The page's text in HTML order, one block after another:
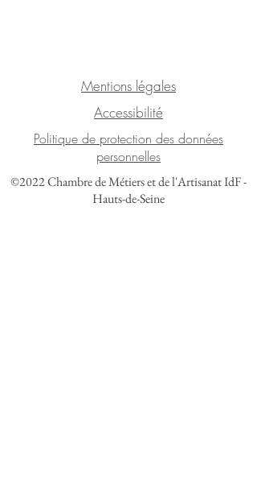
Mentions légales
Accessibilité
Politique de protection des données
personnelles
©2022 Chambre de Métiers et de l'Artisanat IdF -
Hauts-de-Seine